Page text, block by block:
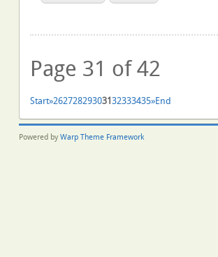
Page 31 of 42
Start»262728293031 32333435»End
Powered by Warp Theme Framework